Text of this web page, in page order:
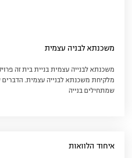
משכנתא לבניה עצמית
משכנתא לבנייה עצמית בניית בית זה
מלקיחת משכנתא לבנייה עצמית.
שמתחילים בנייה
איחוד הלוואות